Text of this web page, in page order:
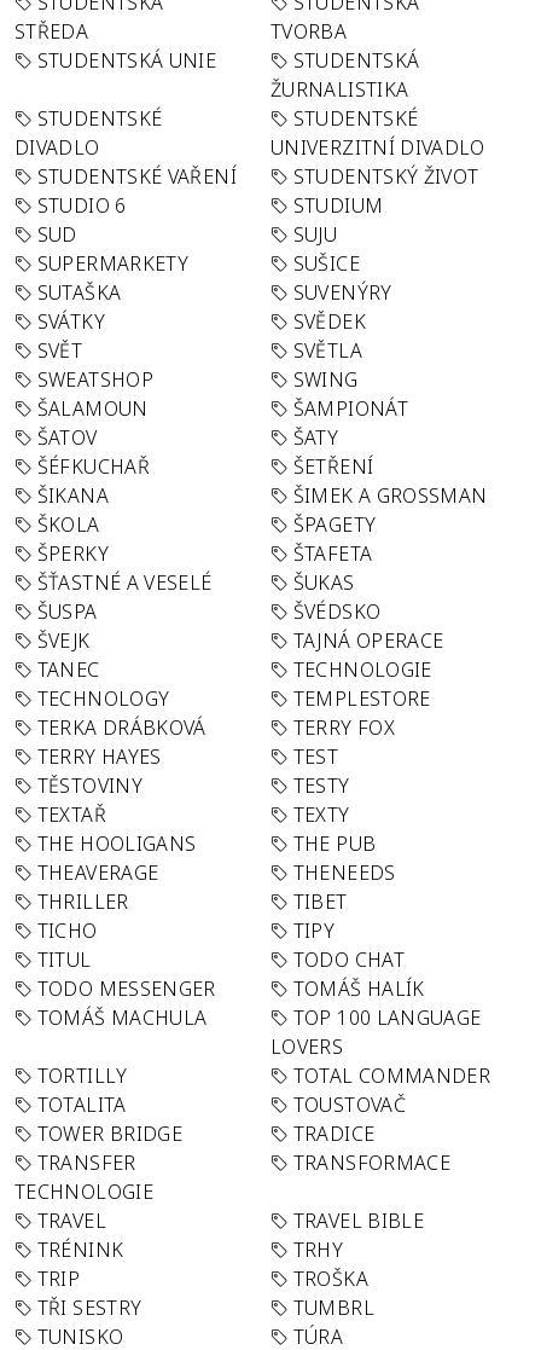
STŘEDA
TVORBA
STUDENTSKÁ UNIE
STUDENTSKÁ
ŽURNALISTIKA
STUDENTSKÉ
DIVADLO
STUDENTSKÉ
UNIVERZITNÍ DIVADLO
STUDENTSKÉ VAŘENÍ
STUDENTSKÝ ŽIVOT
STUDIO 6
STUDIUM
SUD
SUJU
SUPERMARKETY
SUŠICE
SUTAŠKA
SUVENÝRY
SVÁTKY
SVĚDEK
SVĚT
SVĚTLA
SWEATSHOP
SWING
ŠALAMOUN
ŠAMPIONÁT
ŠATOV
ŠATY
ŠÉFKUCHAŘ
ŠETŘENÍ
ŠIKANA
ŠIMEK A GROSSMAN
ŠKOLA
ŠPAGETY
ŠPERKY
ŠTAFETA
ŠŤASTNÉ A VESELÉ
ŠUKAS
ŠUSPA
ŠVÉDSKO
ŠVEJK
TAJNÁ OPERACE
TANEC
TECHNOLOGIE
TECHNOLOGY
TEMPLESTORE
TERKA DRÁBKOVÁ
TERRY FOX
TERRY HAYES
TEST
TĚSTOVINY
TESTY
TEXTAŘ
TEXTY
THE HOOLIGANS
THE PUB
THEAVERAGE
THENEEDS
THRILLER
TIBET
TICHO
TIPY
TITUL
TODO CHAT
TODO MESSENGER
TOMÁŠ HALÍK
TOMÁŠ MACHULA
TOP 100 LANGUAGE
LOVERS
TORTILLY
TOTAL COMMANDER
TOTALITA
TOUSTOVAČ
TOWER BRIDGE
TRADICE
TRANSFER
TECHNOLOGIE
TRANSFORMACE
TRAVEL
TRAVEL BIBLE
TRÉNINK
TRHY
TRIP
TROŠKA
TŘI SESTRY
TUMBRL
TUNISKO
TÚRA